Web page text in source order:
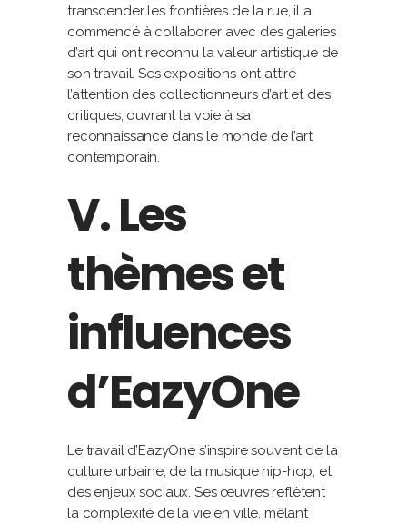
transcender les frontières de la rue, il a
commencé à collaborer avec des galeries
d’art qui ont reconnu la valeur artistique de
son travail. Ses expositions ont attiré
l’attention des collectionneurs d’art et des
critiques, ouvrant la voie à sa
reconnaissance dans le monde de l’art
contemporain.
V. Les
thèmes et
influences
d’EazyOne
Le travail d’EazyOne s’inspire souvent de la
culture urbaine, de la musique hip-hop, et
des enjeux sociaux. Ses œuvres reflètent
la complexité de la vie en ville, mêlant